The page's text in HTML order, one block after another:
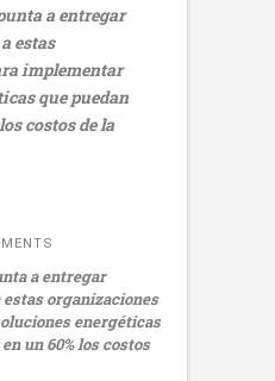
a entregar
estas
implementar
que puedan
costos de la
a entregar
organizaciones
energéticas
un 60% los costos